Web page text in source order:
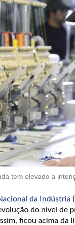
tem elevado a
da Indústria
do nível de
ficou acima da